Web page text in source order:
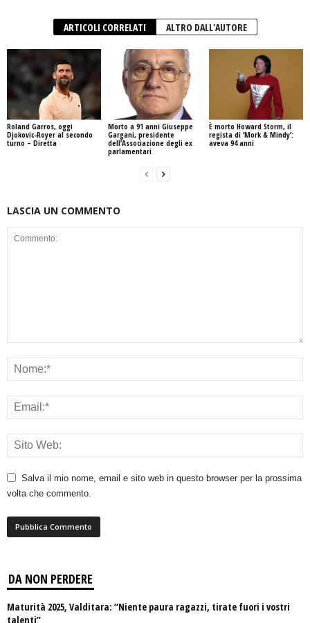
ARTICOLI CORRELATI ALTRO DALL'AUTORE
Roland Garros, oggi
Djokovic-Royer al secondo
turno – Diretta
Morto a 91 anni Giuseppe
Gargani, presidente
dell’Associazione degli ex
parlamentari
È morto Howard Storm, il
regista di ‘Mork & Mindy’:
aveva 94 anni
LASCIA UN COMMENTO
Salva il mio nome, email e sito web in questo browser per la prossima
volta che commento.
DA NON PERDERE
Maturità 2025, Valditara: “Niente paura ragazzi, tirate fuori i vostri
talenti”